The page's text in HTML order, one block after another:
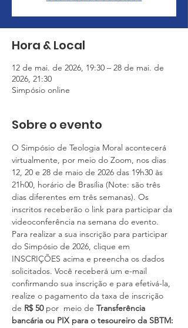
Hora & Local
12 de mai. de 2026, 19:30 – 28 de mai. de
2026, 21:30
Simpósio online
Sobre o evento
O Simpósio de Teologia Moral acontecerá
virtualmente, por meio do Zoom, nos dias
12, 20 e 28 de maio de 2026 das 19h30 às
21h00, horário de Brasília (Note: são três
dias diferentes em três semanas). Os
inscritos receberão o link para participar da
videoconferência na semana do evento.
Para realizar a sua inscrição para participar
do Simpósio de 2026, clique em
INSCRIÇÕES acima e preencha os dados
solicitados. Você receberá um e-mail
confirmando sua inscrição e para efetivá-la,
realize o pagamento da taxa de inscrição
de R$ 50 por  meio de Transferência
bancária ou PIX para o tesoureiro da SBTM: